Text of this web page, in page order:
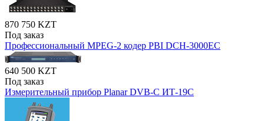
870 750 KZT
Под заказ
Профессиональный MPEG-2 кодер PBI DCH-3000EC
640 500 KZT
Под заказ
Измерительный прибор Planar DVB-C ИТ-19C